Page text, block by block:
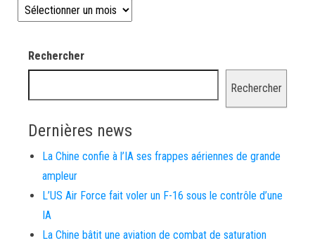
Les news depuis 2008
Rechercher
Rechercher
Dernières news
La Chine confie à l’IA ses frappes aériennes de grande
ampleur
L’US Air Force fait voler un F-16 sous le contrôle d’une
IA
La Chine bâtit une aviation de combat de saturation